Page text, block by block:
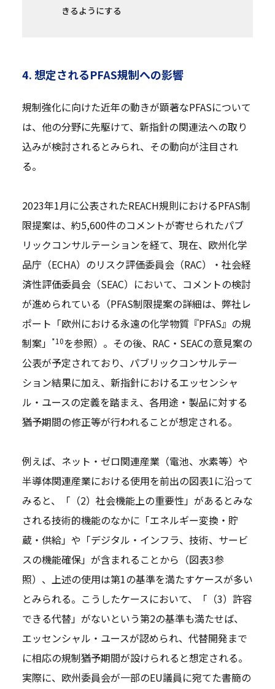
きるようにする
4. 想定されるPFAS規制への影響
規制強化に向けた近年の動きが顕著なPFASについて
は、他の分野に先駆けて、新指針の関連法への取り
込みが検討されるとみられ、その動向が注目され
る。
2023年1月に公表されたREACH規則におけるPFAS制
限提案は、約5,600件のコメントが寄せられたパブ
リックコンサルテーションを経て、現在、欧州化学
品庁（ECHA）のリスク評価委員会（RAC）・社会経
済性評価委員会（SEAC）において、コメントの検討
が進められている（PFAS制限提案の詳細は、弊社レ
ポート「欧州における永遠の化学物質『PFAS』の規
制案」
*10を参照）。その後、RAC・SEACの意見案の
公表が予定されており、パブリックコンサルテー
ション結果に加え、新指針におけるエッセンシャ
ル・ユースの定義を踏まえ、各用途・製品に対する
猶予期間の修正等が行われることが想定される。
例えば、ネット・ゼロ関連産業（電池、水素等）や
半導体関連産業における使用を前出の図表1に沿って
みると、「（2）社会機能上の重要性」があるとみな
される技術的機能のなかに「エネルギー変換・貯
蔵・供給」や「デジタル・インフラ、技術、サービ
スの機能確保」が含まれることから（図表3参
照）、上述の使用は第1の基準を満たすケースが多い
とみられる。こうしたケースにおいて、「（3）許容
できる代替」がないという第2の基準も満たせば、
エッセンシャル・ユースが認められ、代替開発まで
に相応の規制猶予期間が設けられると想定される。
実際に、欧州委員会が一部のEU議員に宛てた書簡の